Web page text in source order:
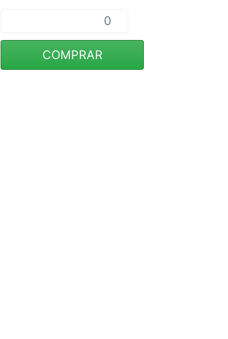
COMPRAR